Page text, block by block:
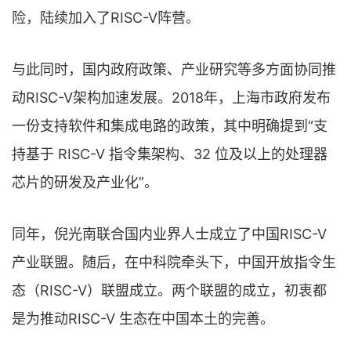
险，陆续加入了RISC-V阵营。
与此同时，国内政府政策、产业研究等多方面协同推
动RISC-V架构加速发展。2018年，上海市政府发布
一份支持软件和集成电路的政策，其中明确提到“支
持基于 RISC-V 指令集架构、32 位及以上的处理器
芯片的研发及产业化”。
同年，倪光南联合国内业界人士成立了中国RISC-V
产业联盟。随后，在中科院牵头下，中国开放指令生
态（RISC-V）联盟成立。两个联盟的成立，初衷都
是为推动RISC-V 生态在中国本土的完善。